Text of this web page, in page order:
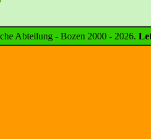
Abteilung - Bozen 2000 - 2026.